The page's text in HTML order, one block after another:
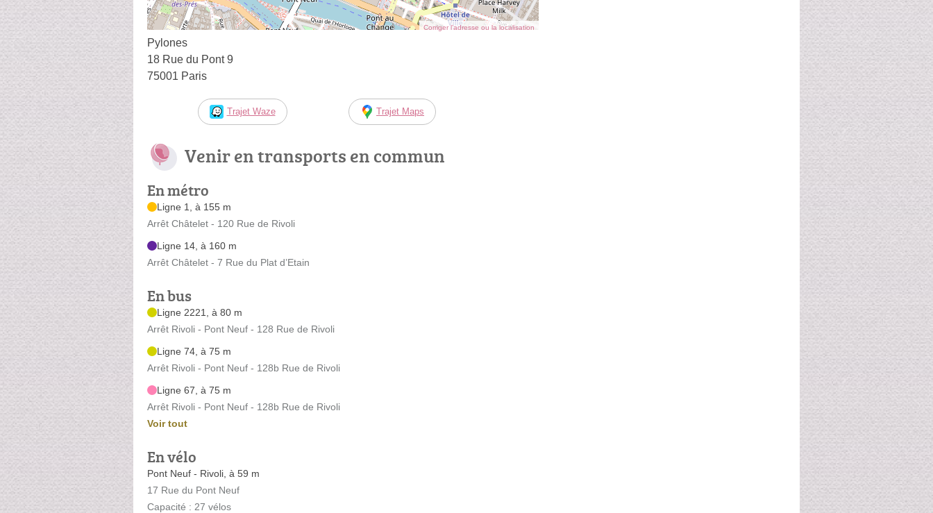
Corriger l’adresse ou la localisation
Pylones
18 Rue du Pont 9
75001 Paris
Trajet Waze Trajet Maps
Venir en transports en commun
En métro
Ligne 1, à 155 m
Arrêt Châtelet - 120 Rue de Rivoli
Ligne 14, à 160 m
Arrêt Châtelet - 7 Rue du Plat d’Etain
En bus
Ligne 2221, à 80 m
Arrêt Rivoli - Pont Neuf - 128 Rue de Rivoli
Ligne 74, à 75 m
Arrêt Rivoli - Pont Neuf - 128b Rue de Rivoli
Ligne 67, à 75 m
Arrêt Rivoli - Pont Neuf - 128b Rue de Rivoli
Voir tout
En vélo
Pont Neuf - Rivoli, à 59 m
17 Rue du Pont Neuf
Capacité : 27 vélos